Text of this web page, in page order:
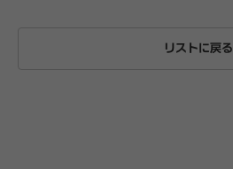
リストに戻る